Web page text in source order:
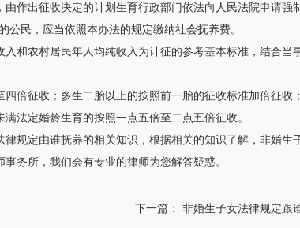
作出征收决定的计划生育行政部门依法向人民法院申请强
民，应当依照本办法的规定缴纳社会抚养费。
和农村居民年人均纯收入为计征的参考基本标准，结合
四倍征收；多生二胎以上的按照前一胎的征收标准加倍征
法定婚龄生育的按照一点五倍至二点五倍征收。
规定由谁抚养的相关知识，根据相关的知识了解，非婚
务所，我们会有专业的律师为您解答疑惑。
下一篇： 非婚生子女法律规定跟